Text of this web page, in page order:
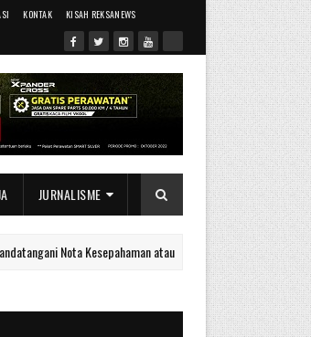
KONTAK KISAH REKSANEWS
JURNALISME
Kesepahaman atau Memorandum of Understanding